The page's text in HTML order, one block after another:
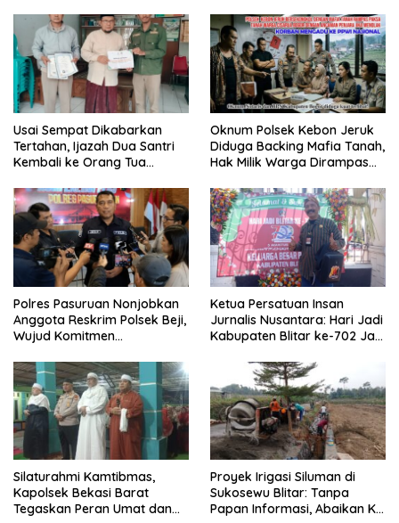
Sholat Jumat
Usai Sempat Dikabarkan
Tertahan, Ijazah Dua Santri
Kembali ke Orang Tua
Oknum Polsek Kebon Jeruk
Diduga Backing Mafia Tanah,
Hak Milik Warga Dirampas
Polres Pasuruan Nonjobkan
Anggota Reskrim Polsek Beji,
Wujud Komitmen
Dugaan Penganiayaan
Ketua Persatuan Insan
Jurnalis Nusantara: Hari Jadi
Kabupaten Blitar ke-702 Jadi
Pembangunan
Silaturahmi Kamtibmas,
Kapolsek Bekasi Barat
Tegaskan Peran Umat dan
Proyek Irigasi Siluman di
Sukosewu Blitar: Tanpa
Papan Informasi, Abaikan K3,